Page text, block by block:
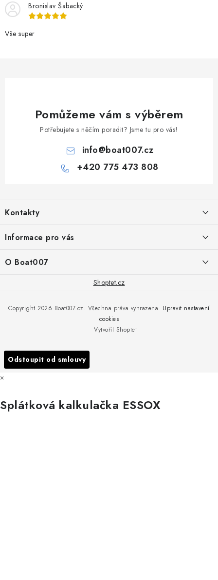
Bronislav Šabacký
Vše super
Pomůžeme vám s výběrem
Potřebujete s něčím poradit? Jsme tu pro vás!
info@boat007.cz
+420 775 473 808
p
a
Kontakty
+420 775 473 808
PŘÍJEM/VÝDEJ/SERVIS zakázek
Informace pro vás
Obchodní podmínky
Podmínky ochrany osobních údajů
O Boat007
Všechny značky
Shoptet.cz
Vytvořil Shoptet
Copyright 2026 Boat007.cz. Všechna práva vyhrazena. Upravit nastavení
cookies
Odstoupit od smlouvy
×
Splátková kalkulačka ESSOX